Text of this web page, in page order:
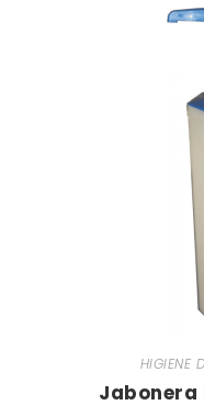
HIGIENE
Jabonera